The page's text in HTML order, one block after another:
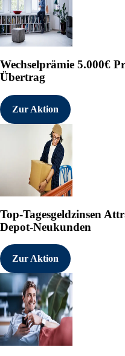
Wechselprämie 5.000€
Übertrag
Zur Aktion
Top-Tagesgeldzinsen
Depot-Neukunden
Zur Aktion